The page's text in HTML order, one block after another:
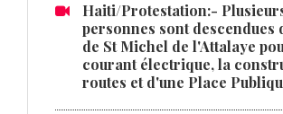
Haiti/Protestation:-
personnes sont descendues
de St Michel de l'Attalaye
courant électrique, la
routes et d'une Place